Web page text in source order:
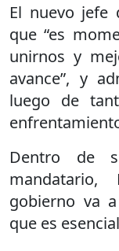
El nuevo jefe
que “es
unirnos y
avance”, y
luego de
Dentro de
gobierno va
que es